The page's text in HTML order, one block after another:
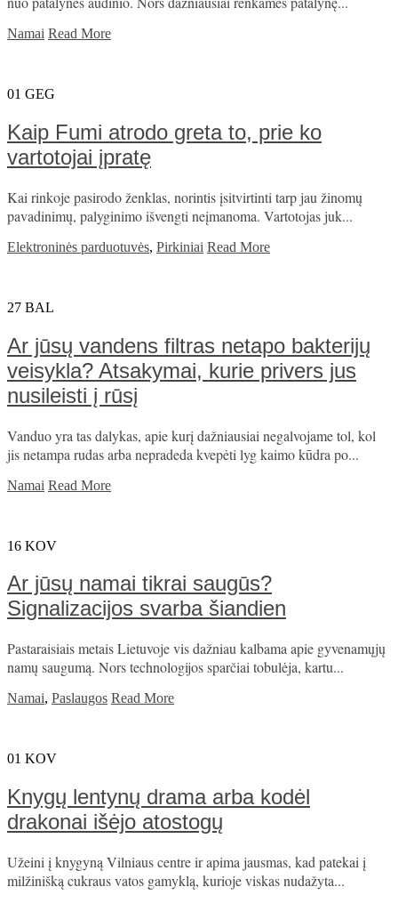
Namai Read More
01 GEG
Kaip Fumi atrodo greta to, prie ko
vartotojai įpratę
Kai rinkoje pasirodo ženklas, norintis įsitvirtinti tarp jau žinomų
pavadinimų, palyginimo išvengti neįmanoma. Vartotojas juk...
Elektroninės parduotuvės, Pirkiniai Read More
27 BAL
Ar jūsų vandens filtras netapo bakterijų
veisykla? Atsakymai, kurie privers jus
nusileisti į rūsį
Vanduo yra tas dalykas, apie kurį dažniausiai negalvojame tol, kol
jis netampa rudas arba nepradeda kvepėti lyg kaimo kūdra po...
Namai Read More
16 KOV
Ar jūsų namai tikrai saugūs?
Signalizacijos svarba šiandien
Pastaraisiais metais Lietuvoje vis dažniau kalbama apie gyvenamųjų
namų saugumą. Nors technologijos sparčiai tobulėja, kartu...
Namai, Paslaugos Read More
01 KOV
Knygų lentynų drama arba kodėl
drakonai išėjo atostogų
Užeini į knygyną Vilniaus centre ir apima jausmas, kad patekai į
milžinišką cukraus vatos gamyklą, kurioje viskas nudažyta...